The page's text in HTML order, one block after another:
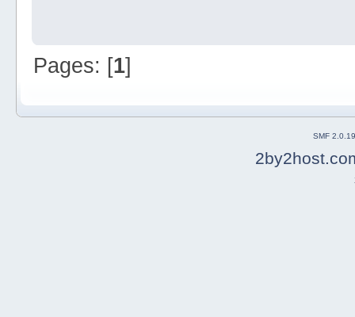
Pages: [1]
SMF 2.0.19